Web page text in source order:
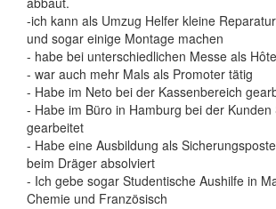
-ich kann als Umzug Helfer kleine
und sogar einige Montage machen
- habe bei unterschiedlichen Messe als
- war auch mehr Mals als Promoter tätig
- Habe im Neto bei der Kassenbereich
- Habe im Büro in Hamburg bei der Kunden
gearbeitet
- Habe eine Ausbildung als
beim Dräger absolviert
- Ich gebe sogar Studentische Aushilfe in
Chemie und Französisch